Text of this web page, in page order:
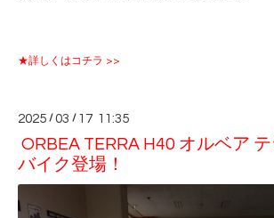
★詳しくはコチラ >>
2025 /03 / 17 11:35
ORBEA TERRA H40 オルベア
バイク登場！